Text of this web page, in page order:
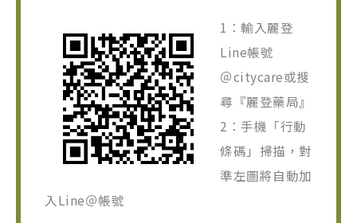
1：輸入麗登
Line帳號
＠citycare或搜
尋『麗登藥局』
2：手機「行動
條碼」掃描，對
準左圖將自動加
入Line＠帳號